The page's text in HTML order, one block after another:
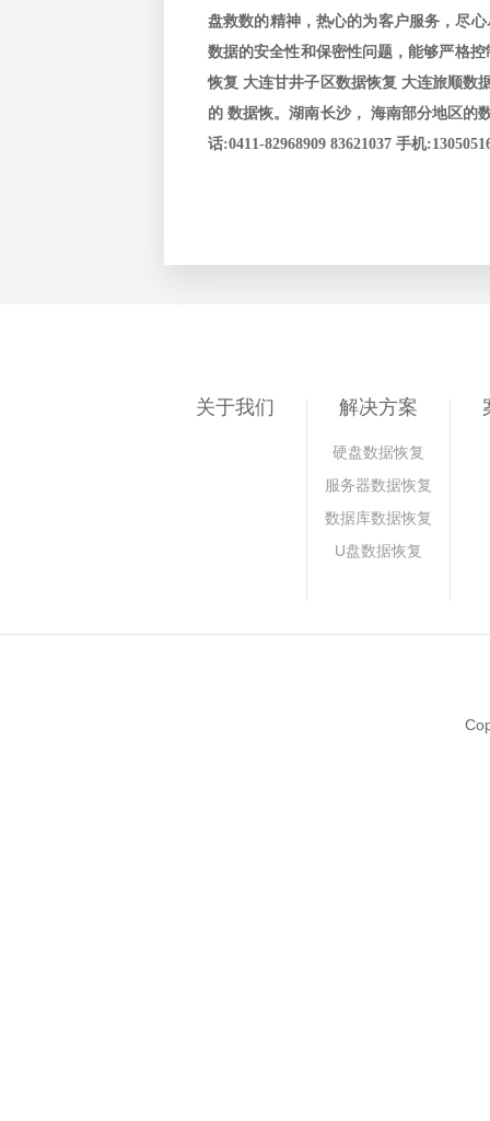
盘救数的精神，热心的为客户服务，尽
数据的安全性和保密性问题，能够严格
恢复 大连甘井子区数据恢复 大连旅顺数
的 数据恢。湖南长沙， 海南部分地区的
话:0411-82968909 83621037 手机
关于我们 解决方案
硬盘数据恢复
服务器数据恢复
数据库数据恢复
U盘数据恢复